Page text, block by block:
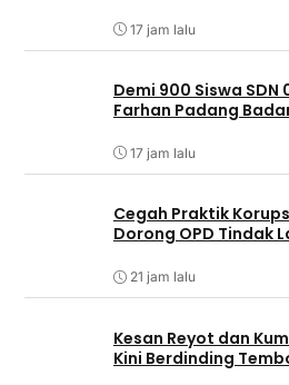
17 jam lalu
Demi 900 Siswa
Farhan Padang
17 jam lalu
Cegah Praktik
Dorong OPD Tindak
21 jam lalu
Kesan Reyot dan
Kini Berdinding